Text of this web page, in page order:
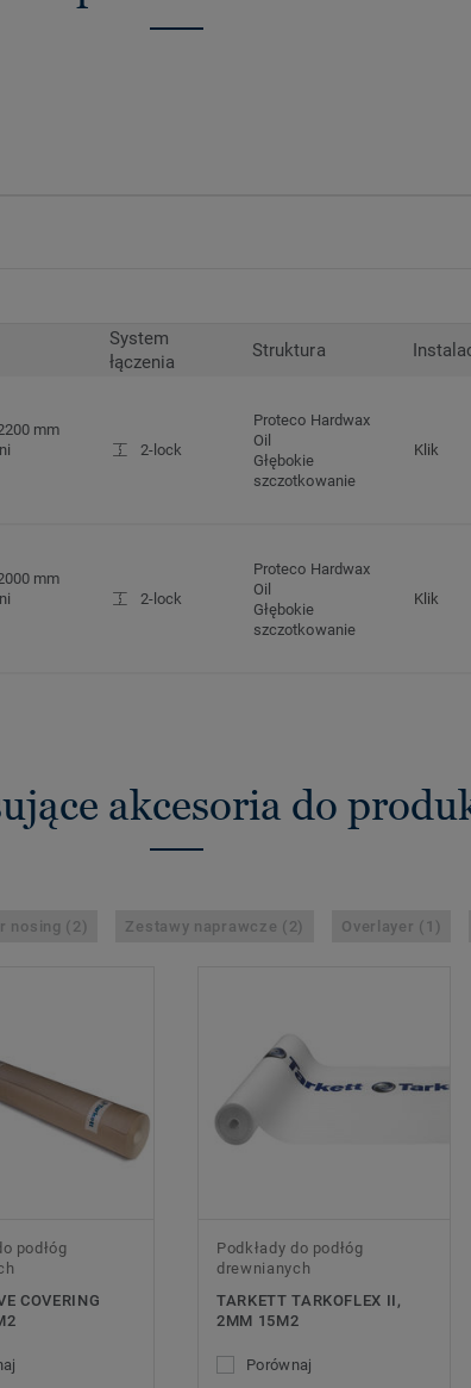
System
łączenia
Struktura
mm
2-lock
Proteco Hardwax
Oil
Głębokie
szczotkowanie
Klik
mm
2-lock
Proteco Hardwax
Oil
Głębokie
szczotkowanie
Klik
akcesoria do
nosing (2) Zestawy naprawcze (2) Overlayer (1)
podłóg
COVERING
Podkłady do podłóg
drewnianych
TARKETT TARKOFLEX II,
2MM 15M2
Porównaj